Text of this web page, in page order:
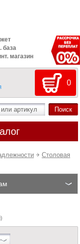
база
магазин
0
Столовая